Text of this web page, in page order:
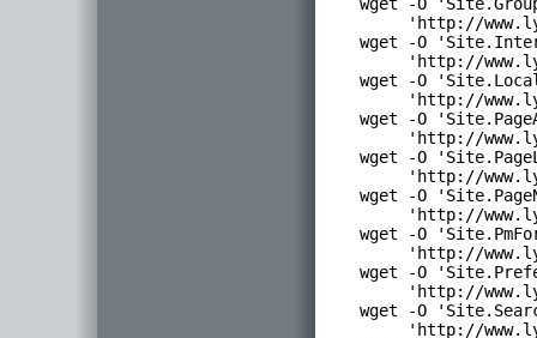
'http://
wget -O
'http://
wget -O
'http://
wget -O
'http://
wget -O
'http://
wget -O
'http://
wget -O
'http://
wget -O
'http://
wget -O
'http://